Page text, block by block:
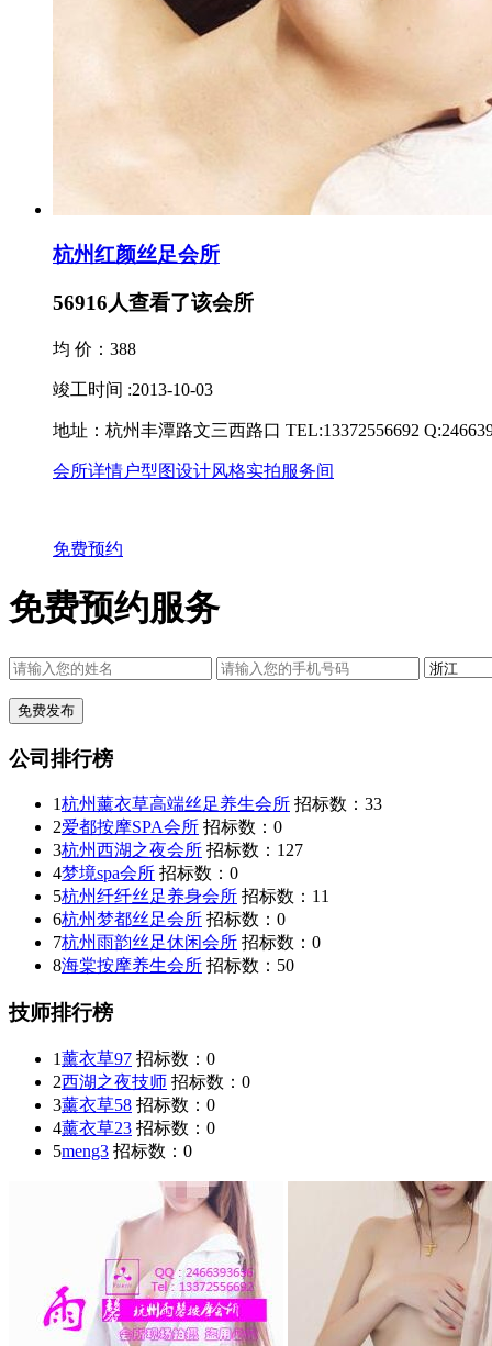
杭州红颜丝足会所
56916人查看了该会所
均 价：388
竣工时间 :2013-10-03
地址：杭州丰潭路文三西路口 TEL:13372556692
会所详情户型图设计风格实拍服务间
免费预约
免费预约服务
公司排行榜
1杭州薰衣草高端丝足养生会所 招标数： 33
2爱都按摩SPA会所 招标数： 0
3杭州西湖之夜会所 招标数： 127
4梦境spa会所 招标数： 0
5杭州纤纤丝足养身会所 招标数： 11
6杭州梦都丝足会所 招标数： 0
7杭州雨韵丝足休闲会所 招标数： 0
8海棠按摩养生会所 招标数： 50
技师排行榜
1薰衣草97 招标数： 0
2西湖之夜技师 招标数： 0
3薰衣草58 招标数： 0
4薰衣草23 招标数： 0
5meng3 招标数： 0